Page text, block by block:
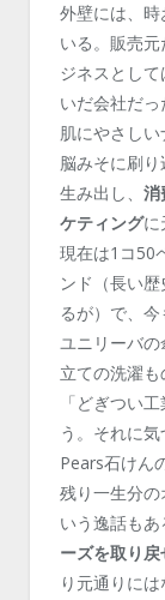
外壁には、
いる。販売
ジネスとし
いだ会社だ
肌にやさし
脳みそに刷
生み出し、 消
ケティングに
現在は1コ50
ンド（長い
るが）で、
ユニリーバ
立ての洗濯
「どぎつい
う。それに
Pears石けん
残り一生分
いう逸話も
ーズを取り戻
り元通りに